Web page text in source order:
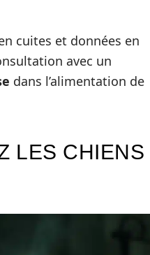
cuites et données en
avec un
dans l’alimentation de
LES CHIENS